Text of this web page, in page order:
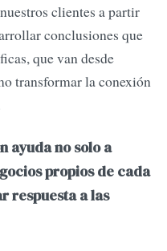
clientes a partir
conclusiones que
que van desde
transformar la conexión
ayuda no solo a
propios de cada
respuesta a las